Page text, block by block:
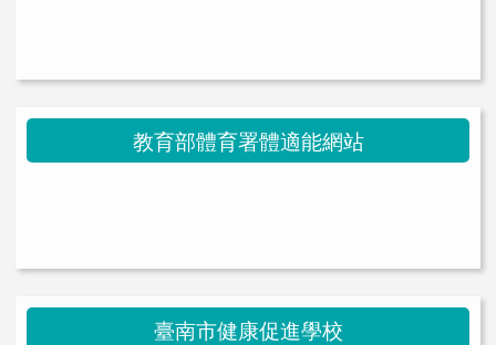
教育部體育署體適能網站
臺南市健康促進學校